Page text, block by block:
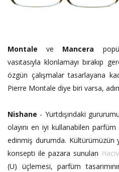
Montale ve Mancera
vasıtasıyla klonlamayı bırakıp
özgün çalışmalar tasarlayana
Pierre Montale diye biri varsa,
Nishane - Yurtdışındaki
olayını en iyi kullanabilen
edinmiş durumda. Kültürümüzün
konsepti ile pazara sunulan
(U) üçlemesi, parfüm